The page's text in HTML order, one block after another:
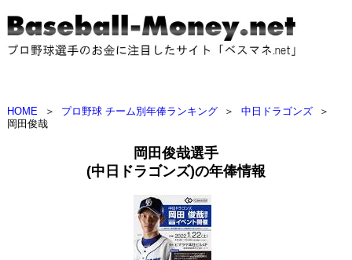
HOME ＞ プロ野球 チーム別年俸ランキング ＞ 中日ドラゴンズ
＞
岡田俊哉
岡田俊哉選手
(中日ドラゴンズ)の年俸情報